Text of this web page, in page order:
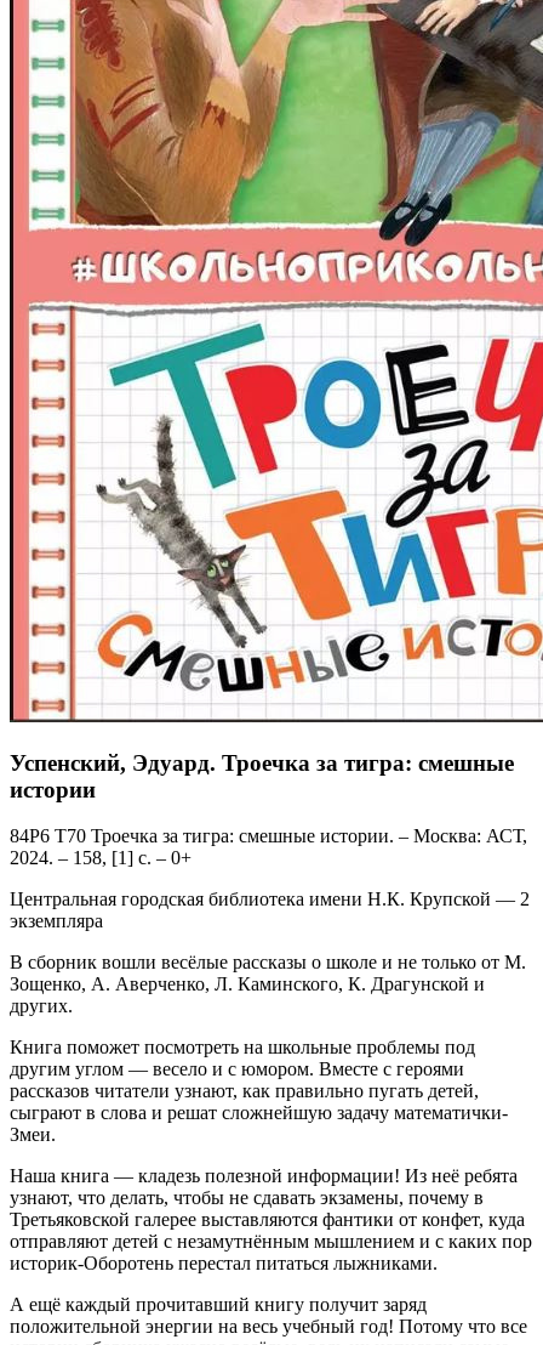
Успенский, Эдуард. Троечка за тигра: смешные
истории
84Р6 Т70 Троечка за тигра: смешные истории. – Москва: АСТ,
2024. – 158, [1] с. – 0+
Центральная городская библиотека имени Н.К. Крупской — 2
экземпляра
В сборник вошли весёлые рассказы о школе и не только от М.
Зощенко, А. Аверченко, Л. Каминского, К. Драгунской и
других.
Книга поможет посмотреть на школьные проблемы под
другим углом — весело и с юмором. Вместе с героями
рассказов читатели узнают, как правильно пугать детей,
сыграют в слова и решат сложнейшую задачу математички-
Змеи.
Наша книга — кладезь полезной информации! Из неё ребята
узнают, что делать, чтобы не сдавать экзамены, почему в
Третьяковской галерее выставляются фантики от конфет, куда
отправляют детей с незамутнённым мышлением и с каких пор
историк-Оборотень перестал питаться лыжниками.
А ещё каждый прочитавший книгу получит заряд
положительной энергии на весь учебный год! Потому что все